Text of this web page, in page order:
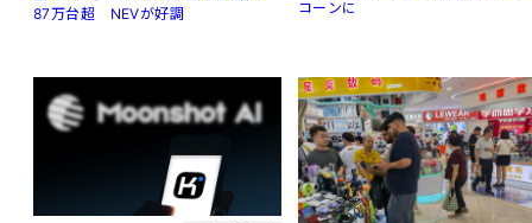
87万台超 NEVが好調
コーンに